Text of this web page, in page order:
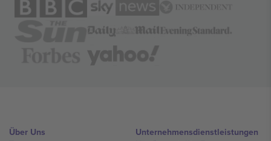
Über Uns
Unternehmensdienstleistungen